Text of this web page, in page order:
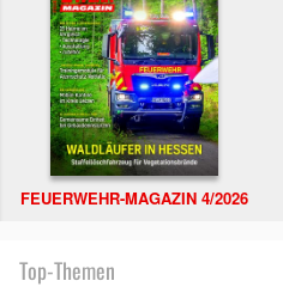
FEUERWEHR-MAGAZIN 4/2026
Top-Themen